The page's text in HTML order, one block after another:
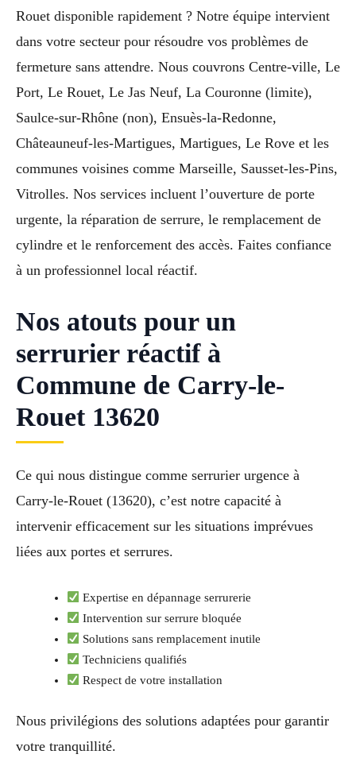
Rouet disponible rapidement ? Notre équipe intervient
dans votre secteur pour résoudre vos problèmes de
fermeture sans attendre. Nous couvrons Centre-ville, Le
Port, Le Rouet, Le Jas Neuf, La Couronne (limite),
Saulce-sur-Rhône (non), Ensuès-la-Redonne,
Châteauneuf-les-Martigues, Martigues, Le Rove et les
communes voisines comme Marseille, Sausset-les-Pins,
Vitrolles. Nos services incluent l’ouverture de porte
urgente, la réparation de serrure, le remplacement de
cylindre et le renforcement des accès. Faites confiance
à un professionnel local réactif.
Nos atouts pour un
serrurier réactif à
Commune de Carry-le-
Rouet 13620
Ce qui nous distingue comme serrurier urgence à
Carry-le-Rouet (13620), c’est notre capacité à
intervenir efficacement sur les situations imprévues
liées aux portes et serrures.
Expertise en dépannage serrurerie
Intervention sur serrure bloquée
Solutions sans remplacement inutile
Techniciens qualifiés
Respect de votre installation
Nous privilégions des solutions adaptées pour garantir
votre tranquillité.